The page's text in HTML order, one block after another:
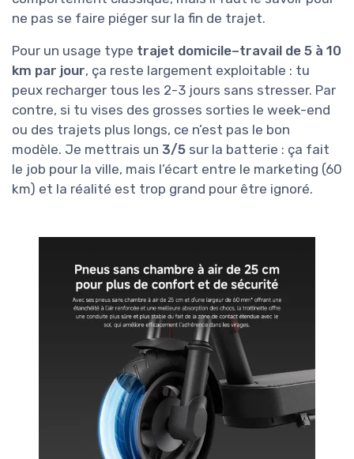
ne pas se faire piéger sur la fin de trajet.
Pour un usage type trajet domicile–travail de 5 à 10
km par jour, ça reste largement exploitable : tu
peux recharger tous les 2-3 jours sans stresser. Par
contre, si tu vises des grosses sorties le week-end
ou des trajets plus longs, ce n’est pas le bon
modèle. Je mettrais un 3/5 sur la batterie : ça fait
le job pour la ville, mais l’écart entre le marketing (60
km) et la réalité est trop grand pour être ignoré.